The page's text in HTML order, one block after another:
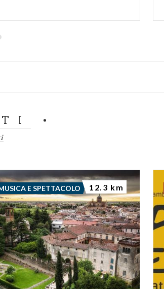
E SPETTACOLO 12.3 km